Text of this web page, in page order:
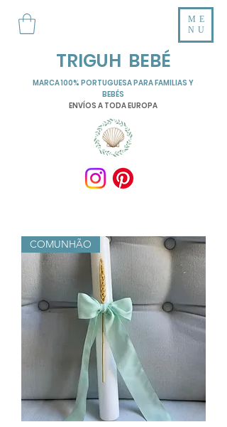
TRIGUH BEBÉ
ME
NU
MARCA 100% PORTUGUESA PARA FAMILIAS Y
BEBÉS
ENVÍOS A TODA EUROPA
COMUNHÃO